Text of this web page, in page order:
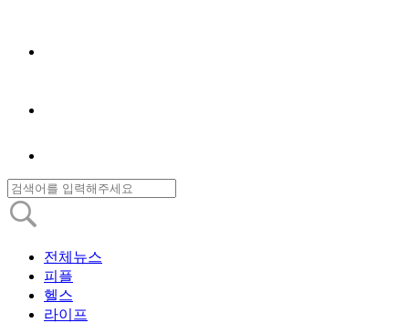
전체뉴스
피플
헬스
라이프